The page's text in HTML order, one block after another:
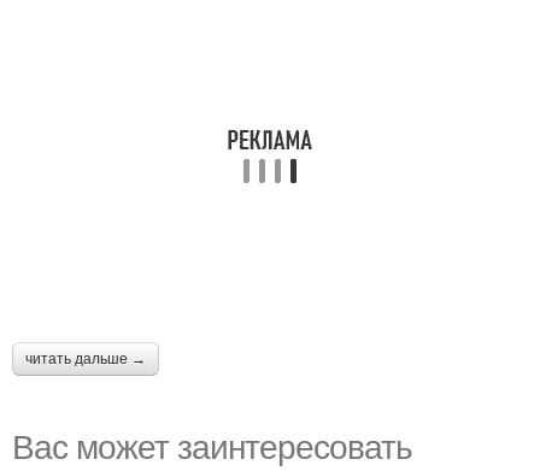
читать дальше →
Вас может заинтересовать